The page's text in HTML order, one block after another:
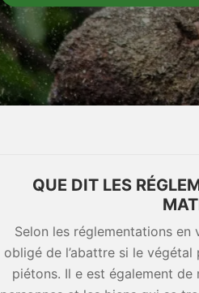
QUE DIT LES
Selon les réglementations en
obligé de l’abattre si le
piétons. Il e est également de